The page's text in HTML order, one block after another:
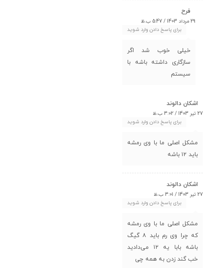
فرح
29 مرداد 1403 / 5:47 ب.ظ
برای پاسخ دادن وارد شوید
خیلی خوب شد اگر
سازگاری داشته باشه با
سیستم
اشکان دالوند
27 تیر 1403 / 3:02 ب.ظ
برای پاسخ دادن وارد شوید
مشکل اصلی ما با وی رمشه
باید ۱۲ باشه
اشکان دالوند
27 تیر 1403 / 3:01 ب.ظ
برای پاسخ دادن وارد شوید
مشکل اصلی ما با وی رمشه
که چرا وی رم باید ۸ گیگ
باشه بابا یه ۱۲ می‌دادید
خب گند زدن به همه چی